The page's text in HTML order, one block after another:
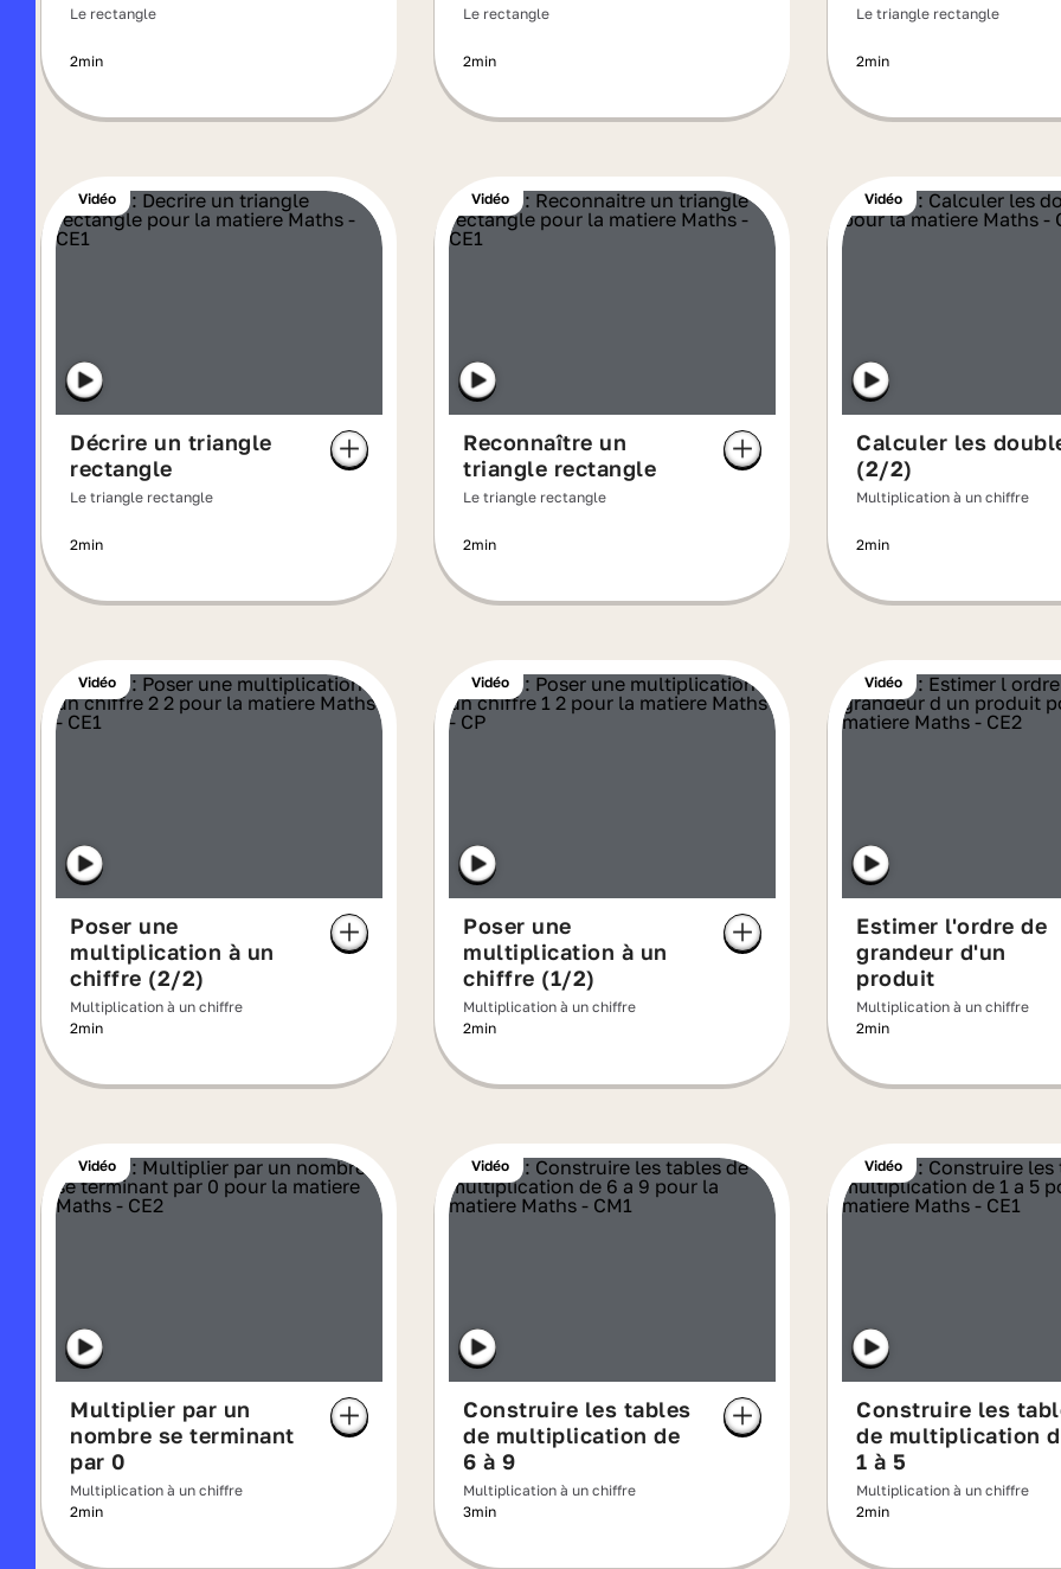
Le rectangle
2min
Le rectangle
2min
Le triangle rectangle
2min
Vidéo
Décrire un triangle
rectangle
Le triangle rectangle
2min
Vidéo
Reconnaître un
triangle rectangle
Le triangle rectangle
2min
Vidéo
Calculer les
(2/2)
Multiplication à un chiffre
2min
Vidéo
Poser une
multiplication à un
chiffre (2/2)
Multiplication à un chiffre
2min
Vidéo
Poser une
multiplication à un
chiffre (1/2)
Multiplication à un chiffre
2min
Vidéo
Estimer l'ordre de
grandeur d'un
produit
Multiplication à un chiffre
2min
Vidéo
Multiplier par un
nombre se terminant
par 0
Multiplication à un chiffre
2min
Vidéo
Construire les tables
de multiplication de
6 à 9
Multiplication à un chiffre
3min
Vidéo
Construire les
de multiplication
1 à 5
Multiplication à un chiffre
2min